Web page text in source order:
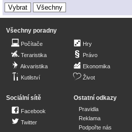
Všechny poradny
Počítače
Teraristika
Akvaristika
Kutilství
Hry
Právo
Ekonomika
Život
Sociální sítě
Facebook
Twitter
Ostatní odkazy
Pravidla
Reklama
Podpořte nás